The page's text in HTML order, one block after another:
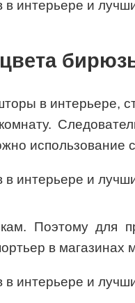
в интерьере,
использование
Поэтому для
в